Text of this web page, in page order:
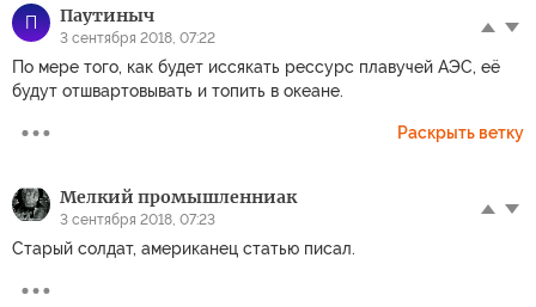
П Паутиныч
3 сентября 2018, 07:22
По мере того, как будет иссякать рессурс плавучей АЭС, её
будут отшвартовывать и топить в океане.
Раскрыть ветку
Мелкий промышленниак
3 сентября 2018, 07:23
Старый солдат, американец статью писал.